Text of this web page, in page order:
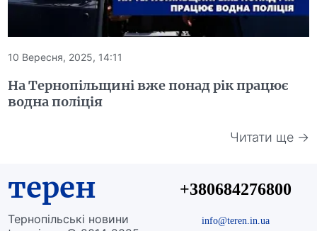
10 Вересня, 2025, 14:11
На Тернопільщині вже понад рік працює
водна поліція
Читати ще →
терен
Тернопільські новини
+380684276800
info@teren.in.ua